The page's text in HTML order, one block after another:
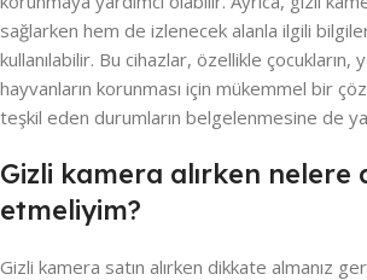
sağlarken hem de izlenecek alanla ilgili
kullanılabilir. Bu cihazlar, özellikle çocukların,
hayvanların korunması için mükemmel bir
teşkil eden durumların belgelenmesine de
Gizli kamera alırken nelere
etmeliyim?
Gizli kamera satın alırken dikkate almanız